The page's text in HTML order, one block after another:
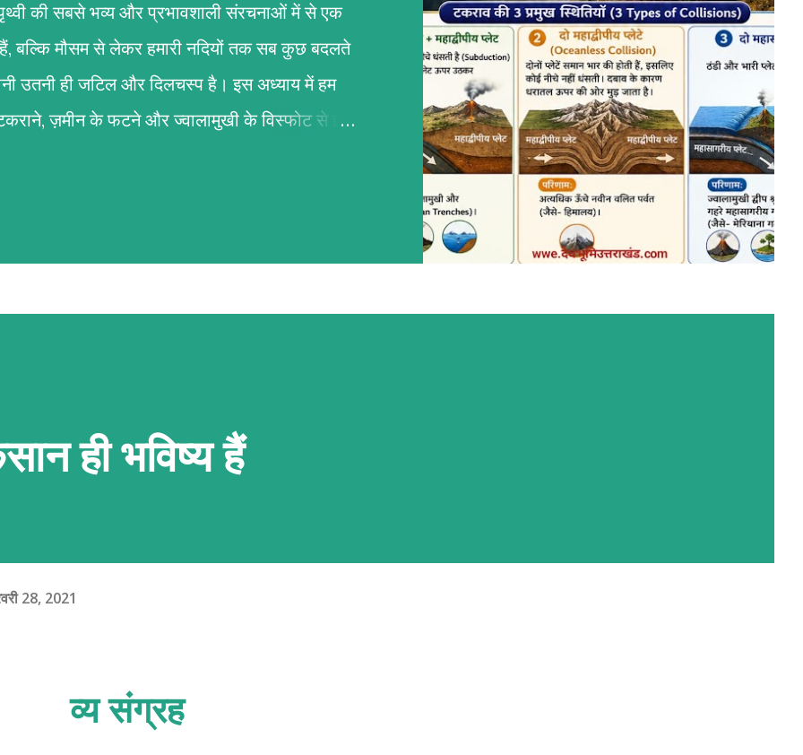
पृथ्वी की सबसे भव्य और प्रभावशाली संरचनाओं में से एक
बल्कि मौसम से लेकर हमारी नदियों तक सब कुछ बदलते
उतनी ही जटिल और दिलचस्प है। इस अध्याय में हम
ज़मीन के फटने और ज्वालामुखी के विस्फोट से इन
एक-दूसरे की ओर बढ़ती हैं, दूर जाती हैं या आपस में
ही भविष्य हैं
28, 2021
व्य संग्रह